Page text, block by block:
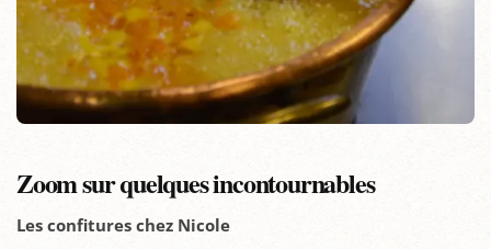
Zoom sur quelques incontournables
Les confitures chez Nicole